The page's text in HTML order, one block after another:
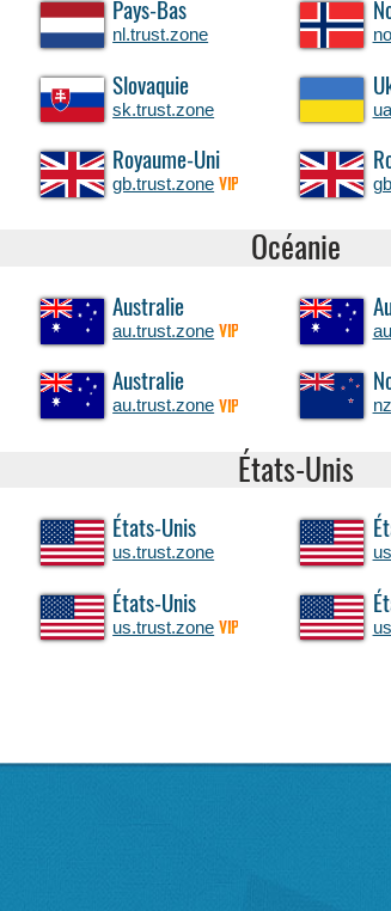
Pays-Bas
nl.trust.zone
Slovaquie
sk.trust.zone
Royaume-Uni
gb.trust.zone VIP
Océanie
Australie
au.trust.zone VIP
Australie
au.trust.zone VIP
États-Unis
États-Unis
us.trust.zone
États-Unis
us.trust.zone VIP